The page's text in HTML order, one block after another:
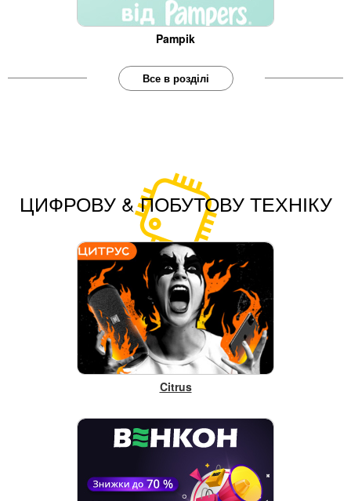
Pampik
Все в розділі
ЦИФРОВУ & ПОБУТОВУ ТЕХНІКУ
Citrus